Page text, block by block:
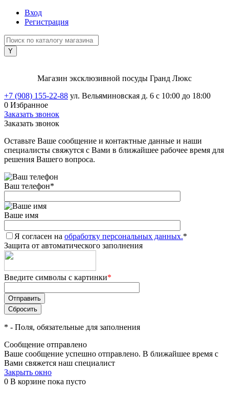
Вход
Регистрация
Магазин эксклюзивной посуды Гранд Люкс
+7 (908) 155-22-88 ул. Вельяминовская д. 6 с 10:00 до 18:00
0 Избранное
Заказать звонок
Заказать звонок
Оставьте Ваше сообщение и контактные данные и наши
специалисты свяжутся с Вами в ближайшее рабочее время для
решения Вашего вопроса.
Ваш телефон*
Ваше имя
Я согласен на обработку персональных данных.*
Защита от автоматического заполнения
Введите символы с картинки*
* - Поля, обязательные для заполнения
Сообщение отправлено
Ваше сообщение успешно отправлено. В ближайшее время с
Вами свяжется наш специалист
Закрыть окно
0 В корзине пока пусто